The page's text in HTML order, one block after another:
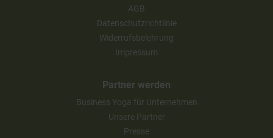
AGB
Datenschutzrichtlinie
Widerrufsbelehrung
Impressum
Partner werden
Business Yoga für Unternehmen
Unsere Partner
Presse